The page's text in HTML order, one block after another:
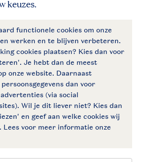
Follow Us
facebookinstagram